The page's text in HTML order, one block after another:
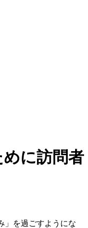
に訪問者
」を過ごすようにな